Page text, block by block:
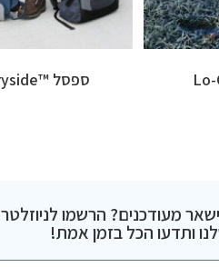
ספסל ™Junior Countryside
מעודכנים? הרשמו לניוזלטר
ותדעו הכל בזמן אמת!